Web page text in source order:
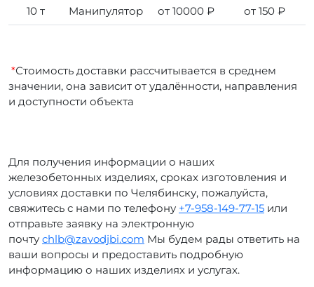
10 т Манипулятор от 10000 ₽ от 150 ₽
*Стоимость доставки рассчитывается в среднем
значении, она зависит от удалённости, направления
и доступности объекта
Для получения информации о наших
железобетонных изделиях, сроках изготовления и
условиях доставки по Челябинску, пожалуйста,
свяжитесь с нами по телефону +7-958-149-77-15 или
отправьте заявку на электронную
почту chlb@zavodjbi.com Мы будем рады ответить на
ваши вопросы и предоставить подробную
информацию о наших изделиях и услугах.